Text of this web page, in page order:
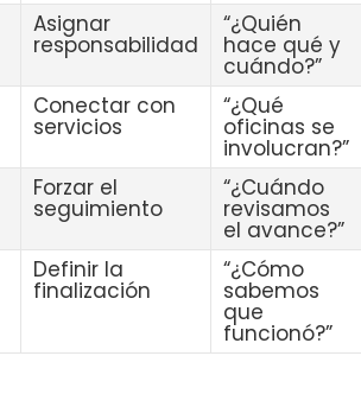
Asignar
responsabilidad
“¿Quién
hace qué y
cuándo?”
Conectar con
servicios
“¿Qué
oficinas se
involucran?”
Forzar el
seguimiento
“¿Cuándo
revisamos
el avance?”
Definir la
finalización
“¿Cómo
sabemos
que
funcionó?”